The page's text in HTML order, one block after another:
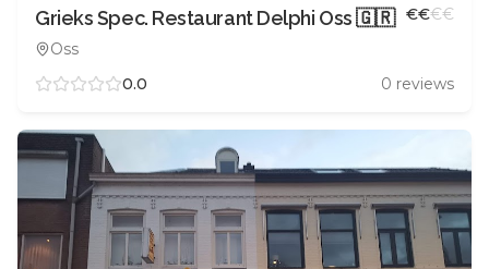
Grieks Spec. Restaurant Delphi Oss 🇬🇷
Oss
€€€€
0.0 0 reviews